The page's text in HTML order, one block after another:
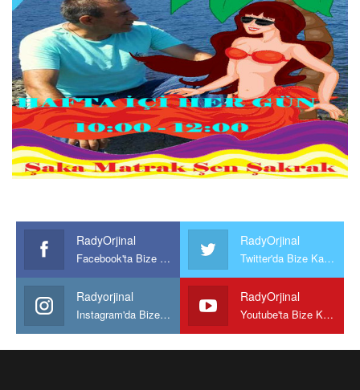
RadyOrjinal
Facebook'ta Bize Katılın
RadyOrjinal
Twitter'da Bize Katılın
Radyorjinal
Instagram'da Bize katılın
RadyOrjinal
Youtube'ta Bize Katılın